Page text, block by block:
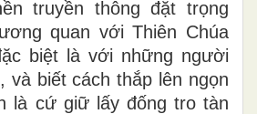
truyền thông đặt trọng
quan với Thiên Chúa
biệt là với những người
và biết cách thắp lên ngọn
là cứ giữ lấy đống tro tàn